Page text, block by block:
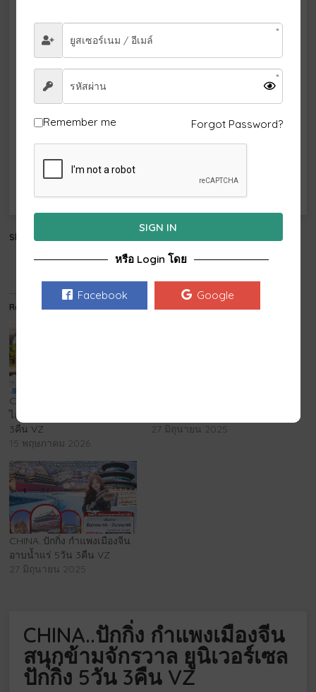
ส.
10 11 12 13 14 15 16
17 18 19 21 22 23
Share this:
Email
Related
CHINA..ปักกิ่ง กำแพงเมืองจีน
ไอเลิฟปักกิ่งชะชะช่า 5วัน
3คืน VZ
15 พฤษภาคม 2026
27 มิถุนายน 2025
CHINA..ปักกิ่ง กำแพงเมืองจีน
อาบน้ำแร่ 5วัน 3คืน VZ
27 มิถุนายน 2025
CHINA..ปักกิ่ง กำแพงเมืองจีน
สนุกข้ามจักรวาล ยูนิเวอร์เซล
ปักกิ่ง 5วัน 3คืน VZ
Remember me Forgot Password?
SIGN IN
หรือ Login โดย
Facebook Google